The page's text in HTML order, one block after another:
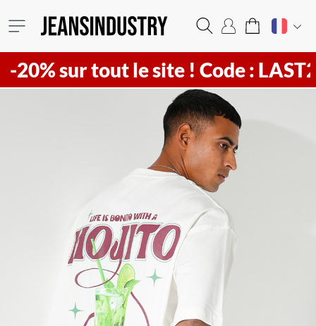
tout le site !Code : LAST20 !